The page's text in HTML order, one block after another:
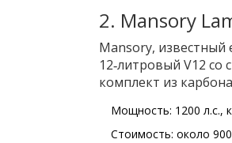
2. Mansory
Mansory, известный
12‑литровый V12
комплект из
Мощность: 1200 л.с.,
Стоимость: около